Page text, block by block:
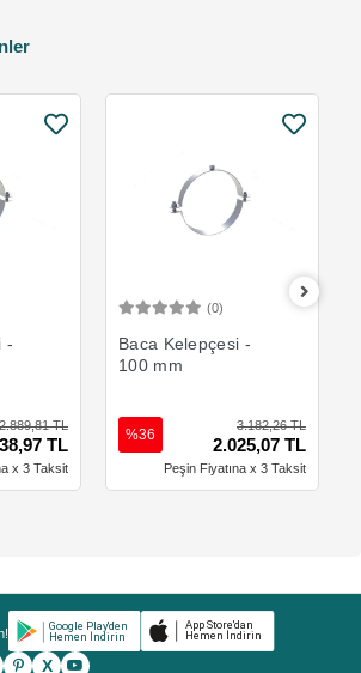
-
2.889,81 TL
TL
x 3 Taksit
(0)
Baca Kelepçesi -
100 mm
3.182,26 TL
2.025,07 TL
%36
Peşin Fiyatına x 3 Taksit
X